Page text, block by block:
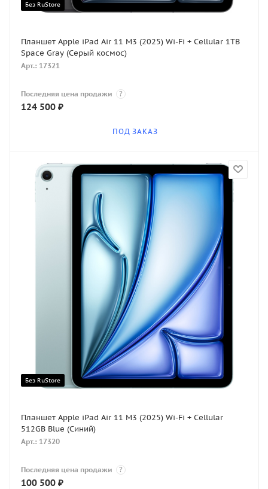
Без RuStore
Планшет Apple iPad Air 11 M3 (2025) Wi-Fi + Cellular 1TB
Space Gray (Серый космос)
Арт.: 17321
Последняя цена продажи ?
124 500 ₽
ПОД ЗАКАЗ
Без RuStore
Планшет Apple iPad Air 11 M3 (2025) Wi-Fi + Cellular
512GB Blue (Синий)
Арт.: 17320
Последняя цена продажи ?
100 500 ₽